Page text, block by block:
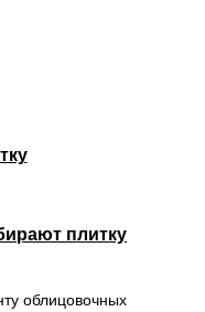
плитку
облицовочных